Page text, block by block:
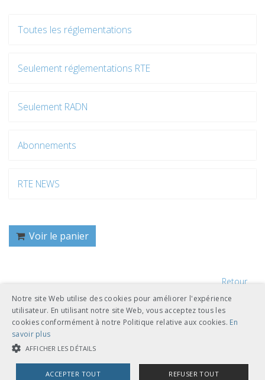
Toutes les réglementations
Seulement réglementations RTE
Seulement RADN
Abonnements
RTE NEWS
Voir le panier
Retour
UNION DES TRANSPORTS PUBLICS
Dählhölzliweg 12
Notre site Web utilise des cookies pour améliorer l'expérience
utilisateur. En utilisant notre site Web, vous acceptez tous les
cookies conformément à notre Politique relative aux cookies. En
savoir plus
AFFICHER LES DÉTAILS
ACCEPTER TOUT REFUSER TOUT